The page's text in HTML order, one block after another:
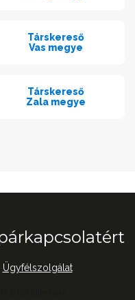
Társkereső
Vas megye
Társkereső
Zala megye
Ügyfélszolgálat